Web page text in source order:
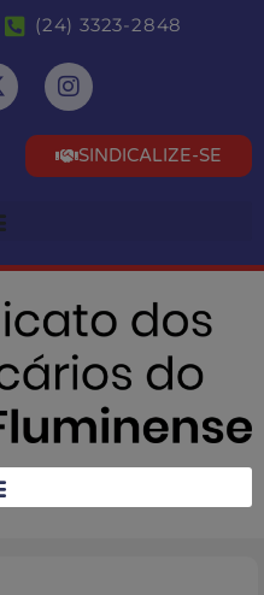
(24) 3323-2848
SINDICALIZE-SE